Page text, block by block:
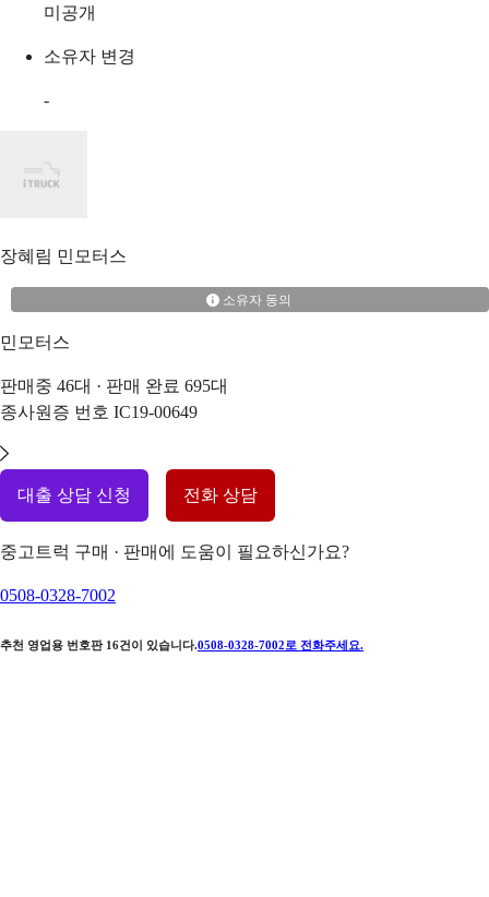
미공개
소유자 변경
-
장혜림 민모터스
소유자 동의
민모터스
판매중 46대 · 판매 완료 695대
종사원증 번호 IC19-00649
대출 상담 신청 전화 상담
중고트럭 구매 · 판매에 도움이 필요하신가요?
0508-0328-7002
추천 영업용 번호판 16건이 있습니다.0508-0328-7002 로 전화주세요.